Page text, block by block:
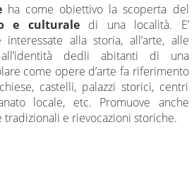
ha come obiettivo la scoperta del
e culturaledi una località. E’
alla storia, all’arte, alle
dedli abitanti di una
come opere d’arte fa riferimento
castelli, palazzi storici, centri
locale, etc. Promuove anche
e rievocazioni storiche.